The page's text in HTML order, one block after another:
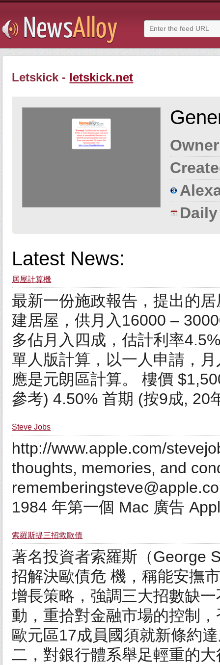
Letskick - letskick.net
Latest News:
居屋計算機
最新一份施政報告，提出的
建居屋，供月入16000 –
多佔月入四成，估計利率
單人版計算，以一人申請，
應是元朗區計算。 樓價
參考) 4.50% 首期 (按9成, 20
Steve Jobs
http://www.apple.com/
thoughts, memories, and
1984 年第一個 Mac 廣告
索羅斯提三招救歐債
著名投資者索羅斯（George
招解決歐債危 機，稱能安撫
增長策略，強調三大招數缺
動，重拾對金融市場的控制
歐元區17成員國須就新條約
二，對銀行體系舉足輕重的